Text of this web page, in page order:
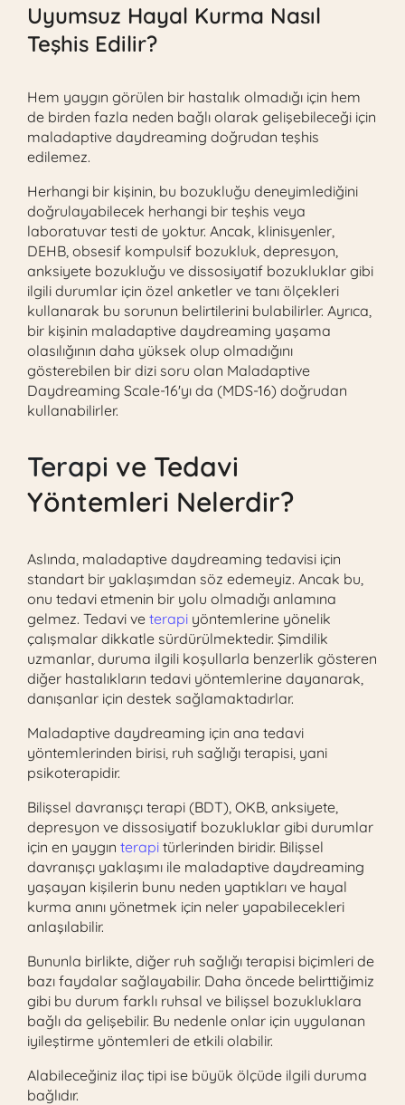
Uyumsuz Hayal Kurma Nasıl
Teşhis Edilir?
Hem yaygın görülen bir hastalık olmadığı için hem
de birden fazla neden bağlı olarak gelişebileceği için
maladaptive daydreaming doğrudan teşhis
edilemez.
Herhangi bir kişinin, bu bozukluğu deneyimlediğini
doğrulayabilecek herhangi bir teşhis veya
laboratuvar testi de yoktur. Ancak, klinisyenler,
DEHB, obsesif kompulsif bozukluk, depresyon,
anksiyete bozukluğu ve dissosiyatif bozukluklar gibi
ilgili durumlar için özel anketler ve tanı ölçekleri
kullanarak bu sorunun belirtilerini bulabilirler. Ayrıca,
bir kişinin maladaptive daydreaming yaşama
olasılığının daha yüksek olup olmadığını
gösterebilen bir dizi soru olan Maladaptive
Daydreaming Scale-16'yı da (MDS-16) doğrudan
kullanabilirler.
Terapi ve Tedavi
Yöntemleri Nelerdir?
Aslında, maladaptive daydreaming tedavisi için
standart bir yaklaşımdan söz edemeyiz. Ancak bu,
onu tedavi etmenin bir yolu olmadığı anlamına
gelmez. Tedavi ve terapi yöntemlerine yönelik
çalışmalar dikkatle sürdürülmektedir. Şimdilik
uzmanlar, duruma ilgili koşullarla benzerlik gösteren
diğer hastalıkların tedavi yöntemlerine dayanarak,
danışanlar için destek sağlamaktadırlar.
Maladaptive daydreaming için ana tedavi
yöntemlerinden birisi, ruh sağlığı terapisi, yani
psikoterapidir.
Bilişsel davranışçı terapi (BDT), OKB, anksiyete,
depresyon ve dissosiyatif bozukluklar gibi durumlar
için en yaygın terapi türlerinden biridir. Bilişsel
davranışçı yaklaşımı ile maladaptive daydreaming
yaşayan kişilerin bunu neden yaptıkları ve hayal
kurma anını yönetmek için neler yapabilecekleri
anlaşılabilir.
Bununla birlikte, diğer ruh sağlığı terapisi biçimleri de
bazı faydalar sağlayabilir. Daha öncede belirttiğimiz
gibi bu durum farklı ruhsal ve bilişsel bozukluklara
bağlı da gelişebilir. Bu nedenle onlar için uygulanan
iyileştirme yöntemleri de etkili olabilir.
Alabileceğiniz ilaç tipi ise büyük ölçüde ilgili duruma
bağlıdır.